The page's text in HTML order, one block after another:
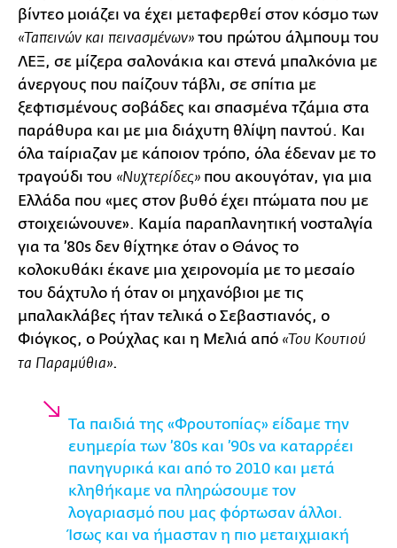
βίντεο μοιάζει να έχει μεταφερθεί στον κόσμο των
«Ταπεινών και πεινασμένων» του πρώτου άλμπουμ του
ΛΕΞ, σε μίζερα σαλονάκια και στενά μπαλκόνια με
άνεργους που παίζουν τάβλι, σε σπίτια με
ξεφτισμένους σοβάδες και σπασμένα τζάμια στα
παράθυρα και με μια διάχυτη θλίψη παντού. Και
όλα ταίριαζαν με κάποιον τρόπο, όλα έδεναν με το
τραγούδι του «Νυχτερίδες» που ακουγόταν, για μια
Ελλάδα που «μες στον βυθό έχει πτώματα που με
στοιχειώνουνε». Καμία παραπλανητική νοσταλγία
για τα ’80s δεν θίχτηκε όταν ο Θάνος το
κολοκυθάκι έκανε μια χειρονομία με το μεσαίο
του δάχτυλο ή όταν οι μηχανόβιοι με τις
μπαλακλάβες ήταν τελικά ο Σεβαστιανός, ο
Φιόγκος, ο Ρούχλας και η Μελιά από «Του Κουτιού
τα Παραμύθια».
Τα παιδιά της «Φρουτοπίας» είδαμε την
ευημερία των ’80s και ’90s να καταρρέει
πανηγυρικά και από το 2010 και μετά
κληθήκαμε να πληρώσουμε τον
λογαριασμό που μας φόρτωσαν άλλοι.
Ίσως και να ήμασταν η πιο μεταιχμιακή